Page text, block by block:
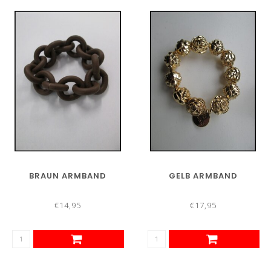
BRAUN ARMBAND
€14,95
GELB ARMBAND
€17,95